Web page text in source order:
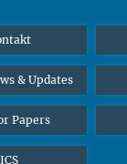
& Updates
Papers
ICS